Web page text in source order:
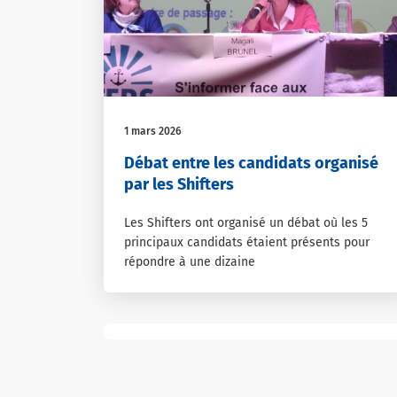
1 mars 2026
Débat entre les candidats organisé
par les Shifters
Les Shifters ont organisé un débat où les 5
principaux candidats étaient présents pour
répondre à une dizaine